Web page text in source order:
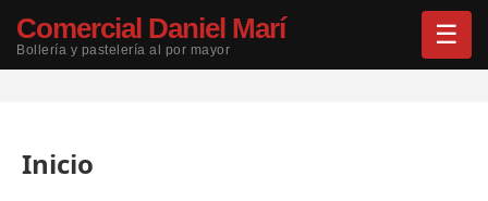
Comercial Daniel Marí
Bollería y pastelería al por mayor
☰
Inicio